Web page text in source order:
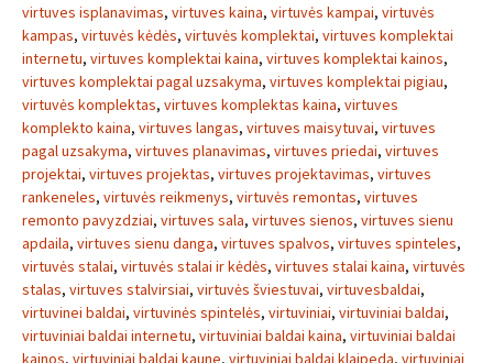
virtuves isplanavimas, virtuves kaina, virtuvės kampai, virtuvės
kampas, virtuvės kėdės, virtuvės komplektai, virtuves komplektai
internetu, virtuves komplektai kaina, virtuves komplektai kainos,
virtuves komplektai pagal uzsakyma, virtuves komplektai pigiau,
virtuvės komplektas, virtuves komplektas kaina, virtuves
komplekto kaina, virtuves langas, virtuves maisytuvai, virtuves
pagal uzsakyma, virtuves planavimas, virtuves priedai, virtuves
projektai, virtuves projektas, virtuves projektavimas, virtuves
rankeneles, virtuvės reikmenys, virtuvės remontas, virtuves
remonto pavyzdziai, virtuves sala, virtuves sienos, virtuves sienu
apdaila, virtuves sienu danga, virtuves spalvos, virtuves spinteles,
virtuvės stalai, virtuvės stalai ir kėdės, virtuves stalai kaina, virtuvės
stalas, virtuves stalvirsiai, virtuvės šviestuvai, virtuvesbaldai,
virtuvinei baldai, virtuvinės spintelės, virtuviniai, virtuviniai baldai,
virtuviniai baldai internetu, virtuviniai baldai kaina, virtuviniai baldai
kainos, virtuviniai baldai kaune, virtuviniai baldai klaipeda, virtuviniai